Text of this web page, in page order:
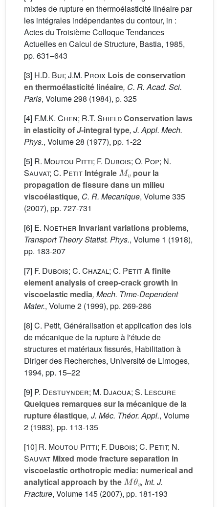
mixtes de rupture en thermoélasticité linéaire par
les intégrales indépendantes du contour, in :
Actes du Troisième Colloque Tendances
Actuelles en Calcul de Structure, Bastia, 1985,
pp. 631–643
[3] H.D. Bui; J.M. Proix Lois de conservation
en thermoélasticité linéaire, C. R. Acad. Sci.
Paris, Volume 298 (1984), p. 325
[4] F.M.K. Chen; R.T. ShieldConservation laws
in elasticity ofJ-integral type, J. Appl. Mech.
Phys., Volume 28 (1977), pp. 1-22
[5] R. Moutou Pitti; F. Dubois; O. Pop; N.
Sauvat; C. Petit Intégrale
Mv
pour la
propagation de fissure dans un milieu
viscoélastique, C. R. Mecanique, Volume 335
(2007), pp. 727-731
[6] E. Noether Invariant variations problems,
Transport Theory Statist. Phys., Volume 1 (1918),
pp. 183-207
[7] F. Dubois; C. Chazal; C. PetitA finite
element analysis of creep-crack growth in
viscoelastic media, Mech. Time-Dependent
Mater., Volume 2 (1999), pp. 269-286
[8] C. Petit, Généralisation et application des lois
de mécanique de la rupture à l'étude de
structures et matériaux fissurés, Habilitation à
Diriger des Recherches, Université de Limoges,
1994, pp. 15–22
[9] P. Destuynder; M. Djaoua; S. Lescure
Quelques remarques sur la mécanique de la
rupture élastique, J. Méc. Théor. Appl., Volume
2 (1983), pp. 113-135
[10] R. Moutou Pitti; F. Dubois; C. Petit; N.
Sauvat Mixed mode fracture separation in
viscoelastic orthotropic media: numerical and
analytical approach by the
Mθv
, Int. J.
Fracture, Volume 145 (2007), pp. 181-193